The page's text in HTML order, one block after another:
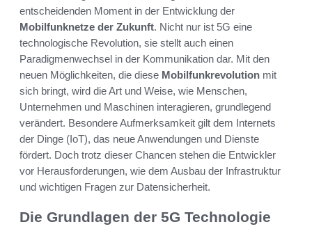
entscheidenden Moment in der Entwicklung der
Mobilfunknetze der Zukunft. Nicht nur ist 5G eine
technologische Revolution, sie stellt auch einen
Paradigmenwechsel in der Kommunikation dar. Mit den
neuen Möglichkeiten, die diese Mobilfunkrevolution mit
sich bringt, wird die Art und Weise, wie Menschen,
Unternehmen und Maschinen interagieren, grundlegend
verändert. Besondere Aufmerksamkeit gilt dem Internets
der Dinge (IoT), das neue Anwendungen und Dienste
fördert. Doch trotz dieser Chancen stehen die Entwickler
vor Herausforderungen, wie dem Ausbau der Infrastruktur
und wichtigen Fragen zur Datensicherheit.
Die Grundlagen der 5G Technologie